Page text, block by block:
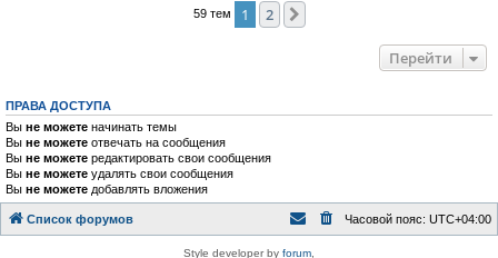
59 тем 1 2
Перейти
ПРАВА ДОСТУПА
Вы не можете начинать темы
Вы не можете отвечать на сообщения
Вы не можете редактировать свои сообщения
Вы не можете удалять свои сообщения
Вы не можете добавлять вложения
Список форумов Часовой пояс: UTC+04:00
Style developer by forum,